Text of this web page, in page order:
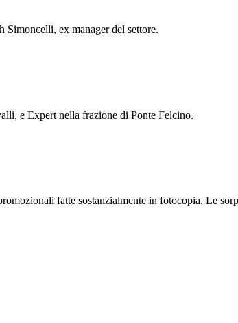
ex manager del settore.
e Expert nella frazione di Ponte Felcino.
fatte sostanzialmente in fotocopia. Le